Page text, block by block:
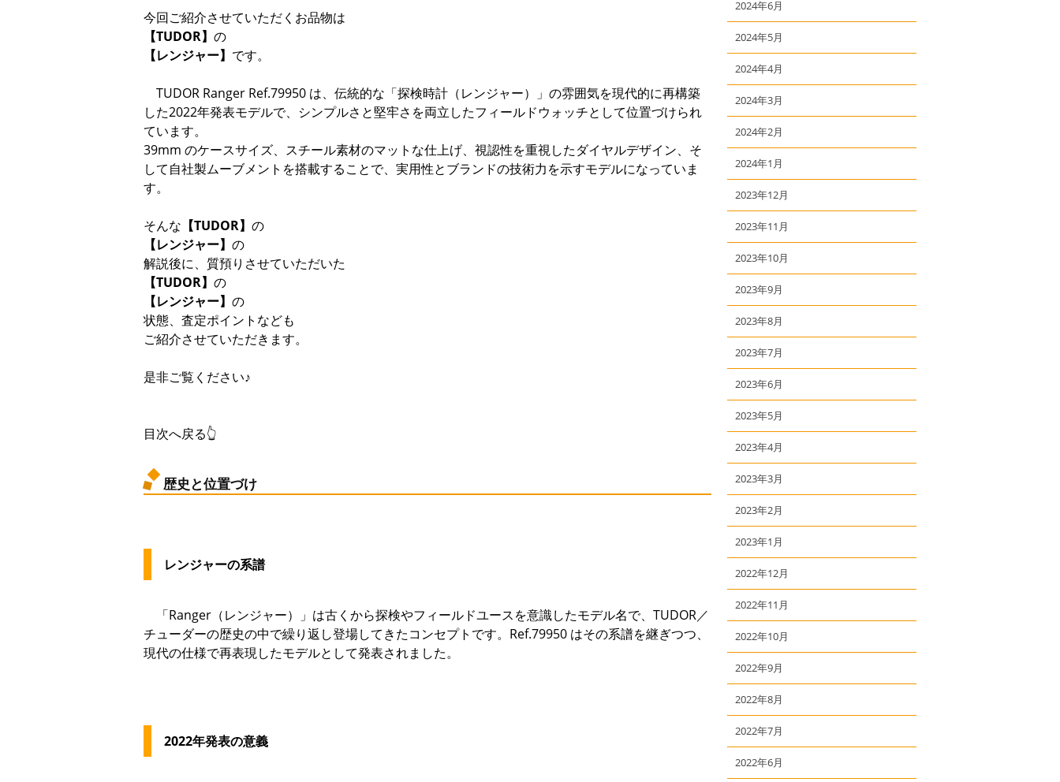
今回ご紹介させていただくお品物は
【TUDOR】 の
【レンジャー】 です。
TUDOR Ranger Ref.79950 は、伝統的な「探検時計（レンジャー）」の雰囲気を現代的に再構築
した2022年発表モデルで、シンプルさと堅牢さを両立したフィールドウォッチとして位置づけられ
ています。
39mm のケースサイズ、スチール素材のマットな仕上げ、視認性を重視したダイヤルデザイン、そ
して自社製ムーブメントを搭載することで、実用性とブランドの技術力を示すモデルになっていま
す。
そんな 【TUDOR】 の
【レンジャー】 の
解説後に、質預りさせていただいた
【TUDOR】 の
【レンジャー】 の
状態、査定ポイントなども
ご紹介させていただきます。
是非ご覧ください♪
目次へ戻る👆
歴史と位置づけ
レンジャーの系譜
「Ranger（レンジャー）」は古くから探検やフィールドユースを意識したモデル名で、TUDOR／
チューダーの歴史の中で繰り返し登場してきたコンセプトです。Ref.79950 はその系譜を継ぎつつ、
現代の仕様で再表現したモデルとして発表されました。
2022年発表の意義
2024年6月
2024年5月
2024年4月
2024年3月
2024年2月
2024年1月
2023年12月
2023年11月
2023年10月
2023年9月
2023年8月
2023年7月
2023年6月
2023年5月
2023年4月
2023年3月
2023年2月
2023年1月
2022年12月
2022年11月
2022年10月
2022年9月
2022年8月
2022年7月
2022年6月